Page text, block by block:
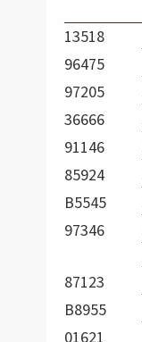
13518
96475
97205
36666
91146
85924
B5545
97346
87123
B8955